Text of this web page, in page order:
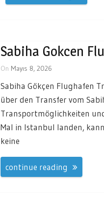
Sabiha Gokcen
On Mayıs 8, 2026
Sabiha Gökçen Flughafen
über den Transfer vom
Transportmöglichkeiten
Mal in Istanbul landen,
keine
continue reading